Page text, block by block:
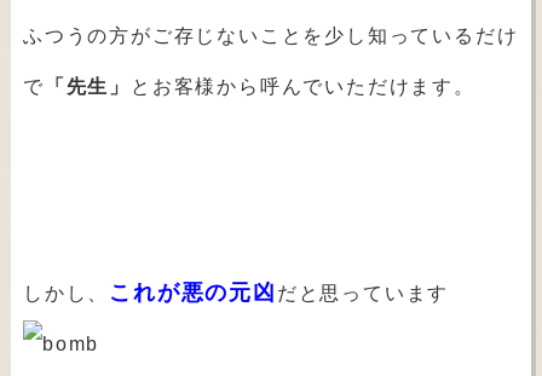
ふつうの方がご存じないことを少し知っているだけ
で 「先生」 とお客様から呼んでいただけます。
しかし、 これが悪の元凶 だと思っています